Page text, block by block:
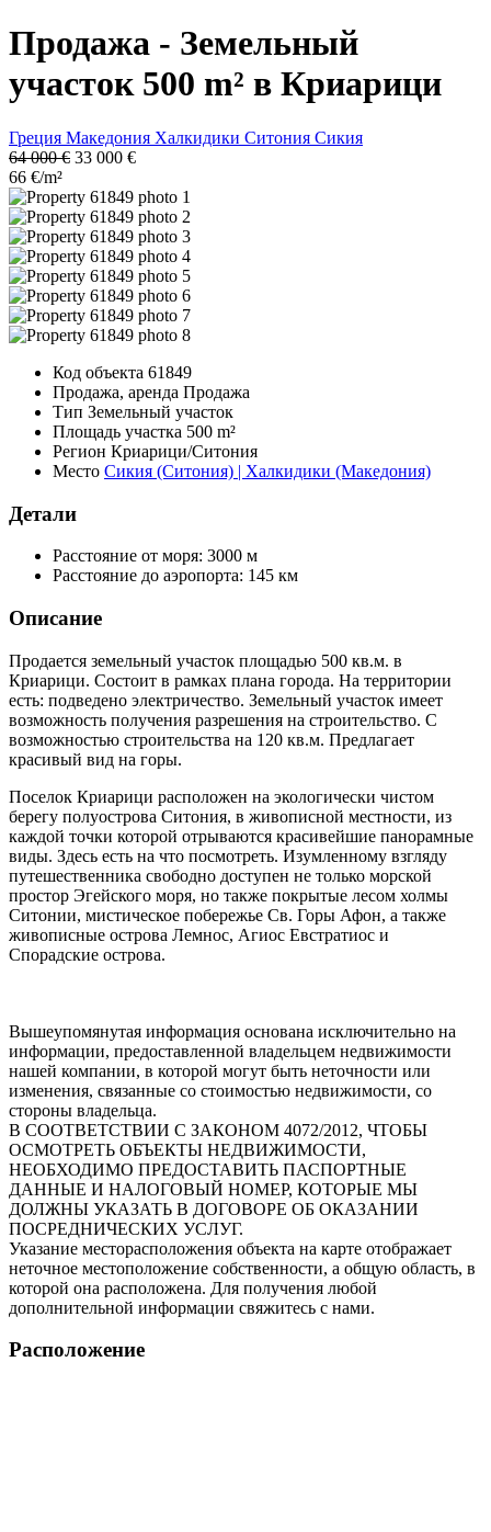
Продажа - Земельный
участок 500 m² в Криарици
Греция Македония Халкидики Ситония Сикия
64 000 € 33 000 €
66 €/m²
Код объекта 61849
Продажа, аренда Продажа
Тип Земельный участок
Площадь участка 500 m²
Регион Криарици/Ситония
Место Сикия (Ситония) | Халкидики (Македония)
Детали
Расстояние от моря: 3000 м
Расстояние до аэропорта: 145 км
Описание
Продается земельный участок площадью 500 кв.м. в
Криарици. Состоит в рамках плана города. На территории
есть: подведено электричество. Земельный участок имеет
возможность получения разрешения на строительство. С
возможностью строительства на 120 кв.м. Предлагает
красивый вид на горы.
Поселок Криарици расположен на экологически чистом
берегу полуострова Ситония, в живописной местности, из
каждой точки которой отрываются красивейшие панорамные
виды. Здесь есть на что посмотреть. Изумленному взгляду
путешественника свободно доступен не только морской
простор Эгейского моря, но также покрытые лесом холмы
Ситонии, мистическое побережье Св. Горы Афон, а также
живописные острова Лемнос, Агиос Евстратиос и
Спорадские острова.
Вышеупомянутая информация основана исключительно на
информации, предоставленной владельцем недвижимости
нашей компании, в которой могут быть неточности или
изменения, связанные со стоимостью недвижимости, со
стороны владельца.
В СООТВЕТСТВИИ С ЗАКОНОМ 4072/2012, ЧТОБЫ
ОСМОТРЕТЬ ОБЪЕКТЫ НЕДВИЖИМОСТИ,
НЕОБХОДИМО ПРЕДОСТАВИТЬ ПАСПОРТНЫЕ
ДАННЫЕ И НАЛОГОВЫЙ НОМЕР, КОТОРЫЕ МЫ
ДОЛЖНЫ УКАЗАТЬ В ДОГОВОРЕ ОБ ОКАЗАНИИ
ПОСРЕДНИЧЕСКИХ УСЛУГ.
Указание месторасположения объекта на карте отображает
неточное местоположение собственности, а общую область, в
которой она расположена. Для получения любой
дополнительной информации свяжитесь с нами.
Расположение